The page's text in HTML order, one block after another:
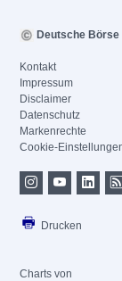
Deutsche Börse
Kontakt
Impressum
Disclaimer
Datenschutz
Markenrechte
Cookie-
Drucken
Charts von